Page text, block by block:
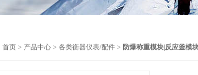
首页 > 产品中心 > 各类衡器仪表/配件 > 防爆称重模块|反应釜模